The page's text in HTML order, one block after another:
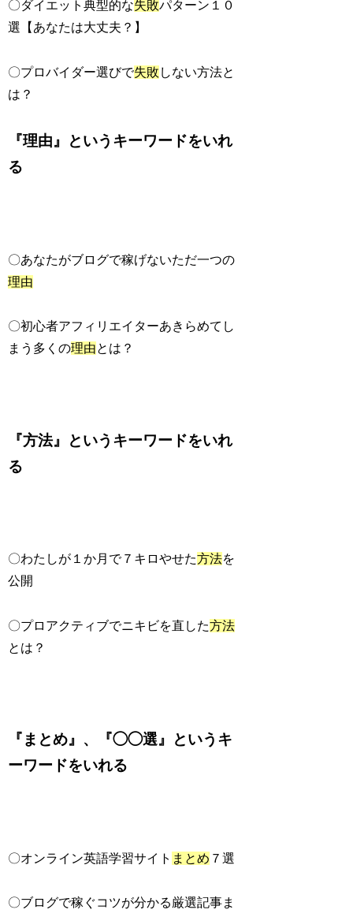
〇ダイエット典型的な失敗パターン１０
選【あなたは大丈夫？】
〇プロバイダー選びで失敗 しない方法と
は？
『理由』というキーワードをいれ
る
〇あなたがブログで稼げないただ一つの
理由
〇初心者アフィリエイターあきらめてし
まう多くの理由とは？
『方法』というキーワードをいれ
る
〇わたしが１か月で７キロやせた方法を
公開
〇プロアクティブでニキビを直した方法
とは？
『まとめ』、『◯◯選』というキ
ーワードをいれる
〇オンライン英語学習サイト まとめ ７選
〇ブログで稼ぐコツが分かる厳選記事ま